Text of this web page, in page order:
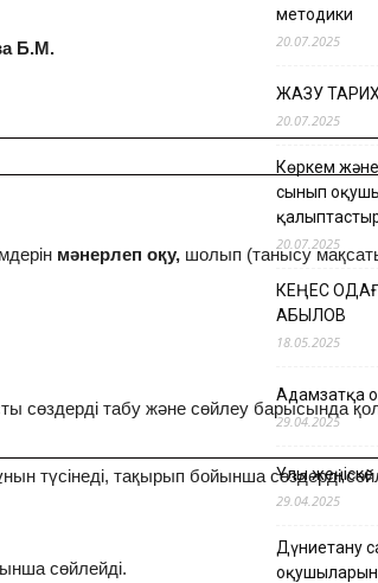
Б.М.
мәнерлеп оқу, шолып (танысу
сөздерді табу және сөйлеу барысында
түсінеді, тақырып бойынша сөздерді
сөйлейді.
методики
20.07.2025
ЖАЗУ
20.07.2025
Көркем
сынып
20.07.2025
КЕҢЕС
ҚАБЫЛОВ
18.05.2025
Адамзатқа
29.04.2025
Ұлы
29.04.2025
Дүниетану